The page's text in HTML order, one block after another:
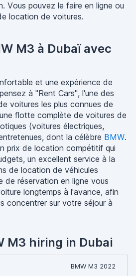
Vous pouvez le faire en ligne ou
location de voitures.
M3 à Dubaï avec
et une expérience de
à "Rent Cars", l'une des
voitures les plus connues de
flotte complète de voitures de
(voitures électriques,
dont la célèbre BMW.
prix de location compétitif qui
un excellent service à la
de location de véhicules
de réservation en ligne vous
longtemps à l'avance, afin
concentrer sur votre séjour à
M3 hiring in Dubai
BMW M3 2022